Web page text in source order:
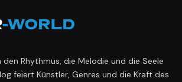
den Rhythmus, die Melodie und die Seele
feiert Künstler, Genres und die Kraft des